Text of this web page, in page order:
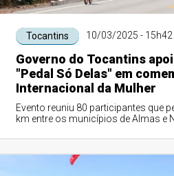
Tocantins 10/03/2025 - 15h42
Governo do Tocantins
"Pedal Só Delas" em
Internacional da Mulher
Evento reuniu 80 participantes que
km entre os municípios de Almas e